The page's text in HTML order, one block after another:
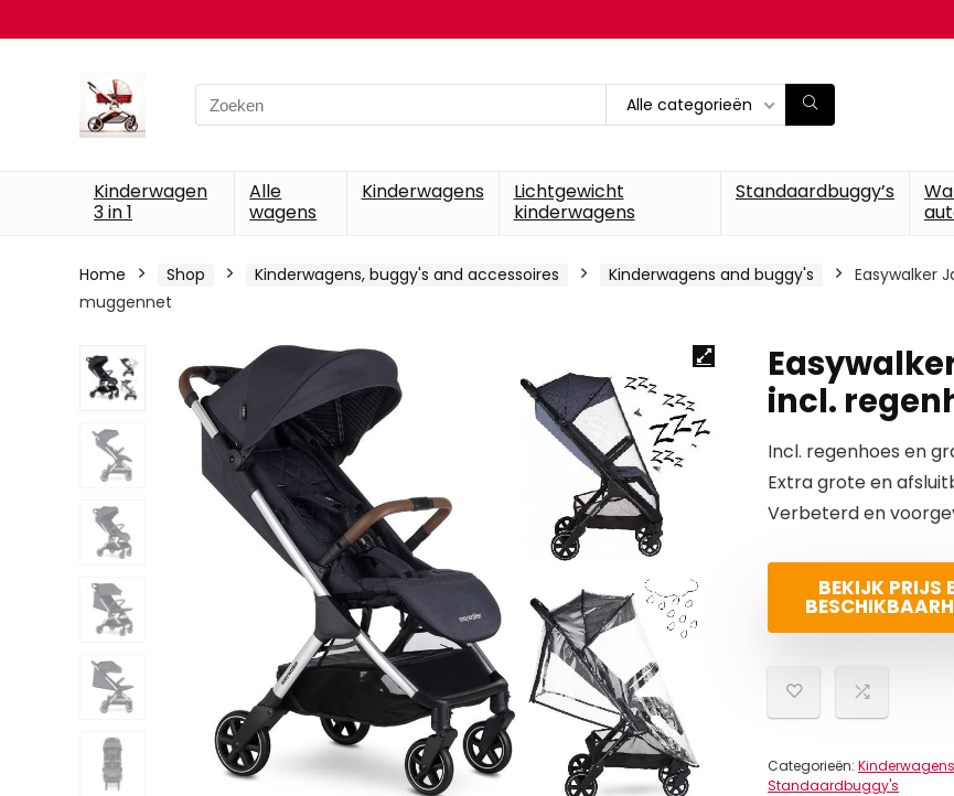
Search
for:
Alle categorieën
Kinderwagen
3 in 1
Alle
wagens
Kinderwagens
Lichtgewicht
kinderwagens
Standaardbuggy’s
Home Shop Kinderwagens, buggy's and accessoires Kinderwagens and buggy's
Easywalker
muggennet
incl.
Incl. regenhoes en
Extra grote en
Verbeterd en
BEKIJK PRIJS
Categorieën:
Standaardbuggy's